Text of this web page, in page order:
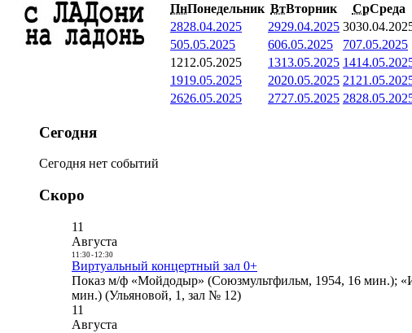
ПнПонедельник ВтВторник СрСреда
2828.04.2025 2929.04.2025 30
505.05.2025 606.05.2025 707.05.2025
1212.05.2025 1313.05.2025 14
1919.05.2025 2020.05.2025 21
2626.05.2025 2727.05.2025 28
Сегодня
Сегодня нет событий
Скоро
11
Августа
11:30- 12:30
Виртуальный концертный зал 0+
Показ м/ф «Мойдодыр» (Союзмультфильм, 1954, 16 мин.);
мин.) (Ульяновой, 1, зал № 12)
11
Августа